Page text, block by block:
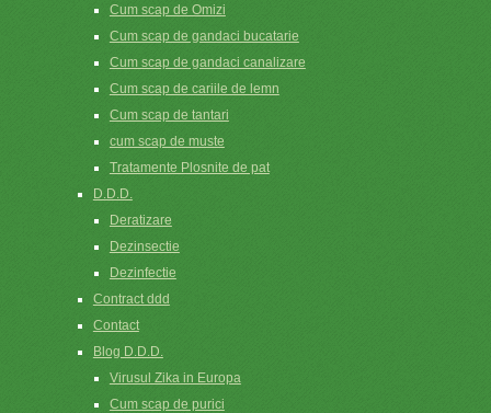
Cum scap de Omizi
Cum scap de gandaci bucatarie
Cum scap de gandaci canalizare
Cum scap de cariile de lemn
Cum scap de tantari
cum scap de muste
Tratamente Plosnite de pat
D.D.D.
Deratizare
Dezinsectie
Dezinfectie
Contract ddd
Contact
Blog D.D.D.
Virusul Zika in Europa
Cum scap de purici